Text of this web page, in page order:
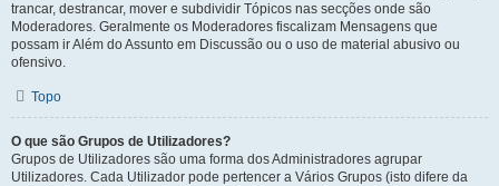
trancar, destrancar, mover e subdividir Tópicos nas secções onde são
Moderadores. Geralmente os Moderadores fiscalizam Mensagens que
possam ir Além do Assunto em Discussão ou o uso de material abusivo ou
ofensivo.
Topo
O que são Grupos de Utilizadores?
Grupos de Utilizadores são uma forma dos Administradores agrupar
Utilizadores. Cada Utilizador pode pertencer a Vários Grupos (isto difere da